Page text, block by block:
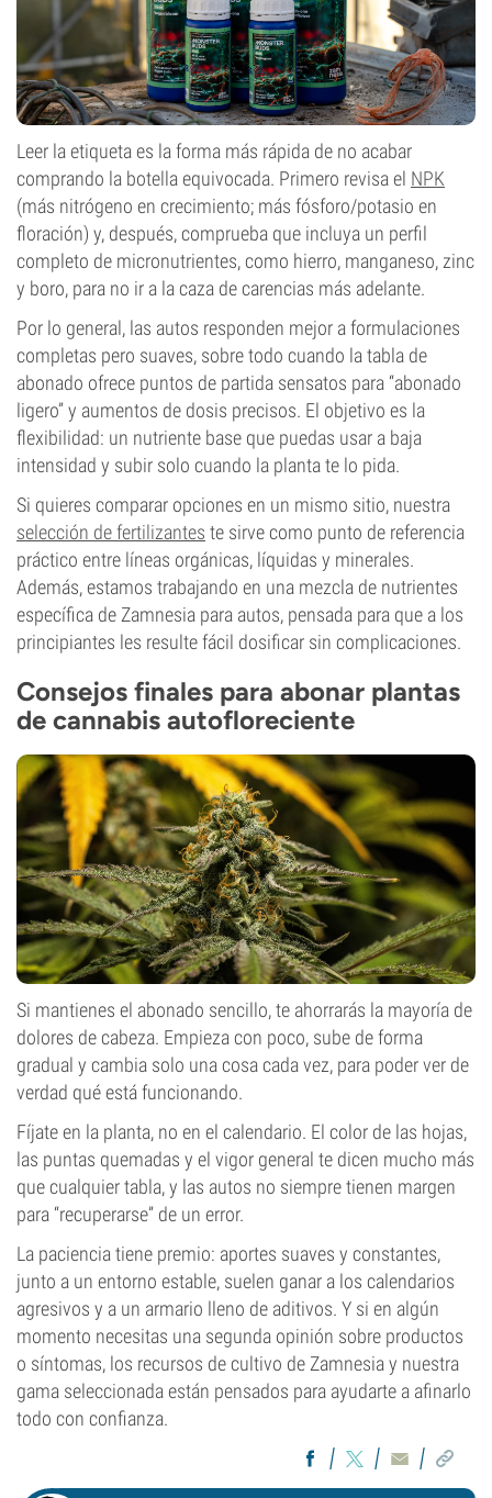
Leer la etiqueta es la forma más rápida de no acabar
comprando la botella equivocada. Primero revisa el NPK
(más nitrógeno en crecimiento; más fósforo/potasio en
floración) y, después, comprueba que incluya un perfil
completo de micronutrientes, como hierro, manganeso, zinc
y boro, para no ir a la caza de carencias más adelante.
Por lo general, las autos responden mejor a formulaciones
completas pero suaves, sobre todo cuando la tabla de
abonado ofrece puntos de partida sensatos para “abonado
ligero” y aumentos de dosis precisos. El objetivo es la
flexibilidad: un nutriente base que puedas usar a baja
intensidad y subir solo cuando la planta te lo pida.
Si quieres comparar opciones en un mismo sitio, nuestra
selección de fertilizantes te sirve como punto de referencia
práctico entre líneas orgánicas, líquidas y minerales.
Además, estamos trabajando en una mezcla de nutrientes
específica de Zamnesia para autos, pensada para que a los
principiantes les resulte fácil dosificar sin complicaciones.
Consejos finales para abonar plantas
de cannabis autofloreciente
Si mantienes el abonado sencillo, te ahorrarás la mayoría de
dolores de cabeza. Empieza con poco, sube de forma
gradual y cambia solo una cosa cada vez, para poder ver de
verdad qué está funcionando.
Fíjate en la planta, no en el calendario. El color de las hojas,
las puntas quemadas y el vigor general te dicen mucho más
que cualquier tabla, y las autos no siempre tienen margen
para “recuperarse” de un error.
La paciencia tiene premio: aportes suaves y constantes,
junto a un entorno estable, suelen ganar a los calendarios
agresivos y a un armario lleno de aditivos. Y si en algún
momento necesitas una segunda opinión sobre productos
o síntomas, los recursos de cultivo de Zamnesia y nuestra
gama seleccionada están pensados para ayudarte a afinarlo
todo con confianza.